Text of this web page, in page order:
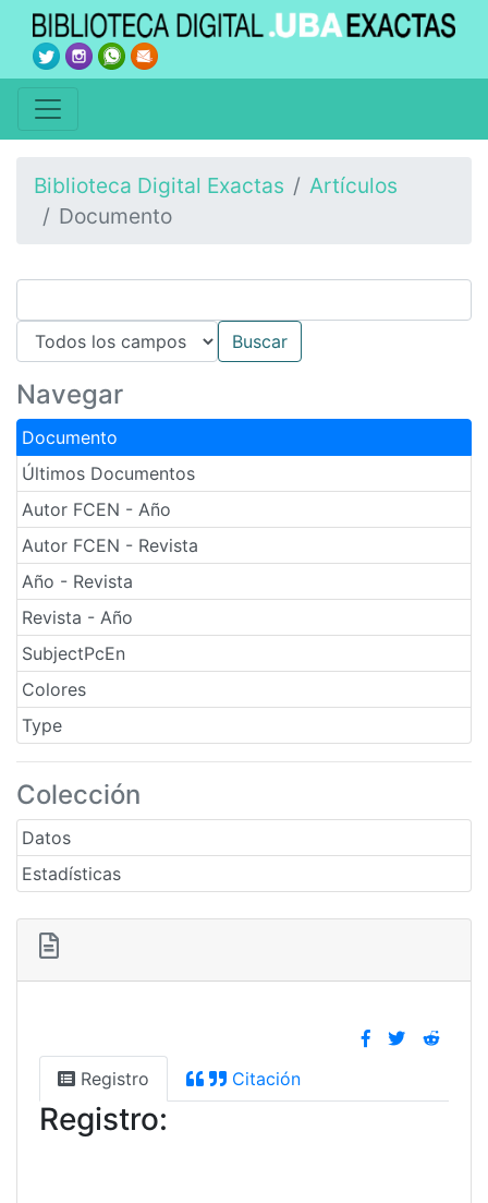
Biblioteca Digital Exactas
Artículos
Documento
Navegar
Documento
Últimos Documentos
Autor FCEN - Año
Autor FCEN - Revista
Año - Revista
Revista - Año
SubjectPcEn
Colores
Type
Colección
Datos
Estadísticas
Registro Citación
Registro: